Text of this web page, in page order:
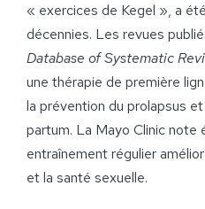
« exercices de Kegel », a
décennies. Les revues
Database of Systematic
une thérapie de première
la prévention du prolapsus
partum. La Mayo Clinic note
entraînement régulier
et la santé sexuelle.